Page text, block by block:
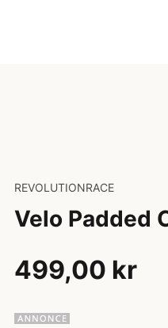
REVOLUTIONRACE
Velo Padded
499,00 kr